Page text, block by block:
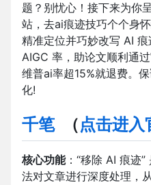
题？别忧心！接下来为你
站，去ai痕迹技巧个个身
精准定位并巧妙改写 AI
AIGC 率，助论文顺利通
维普ai率超15%就退费。
化!
千笔（点击进入
核心功能：“移除 AI 痕迹
法对文章进行深度处理，